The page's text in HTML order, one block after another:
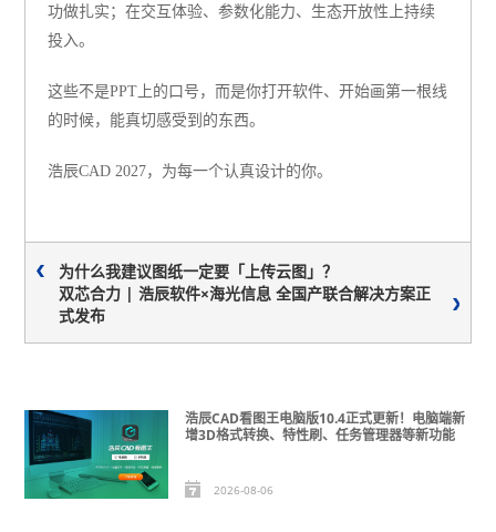
功做扎实；在交互体验、参数化能力、生态开放性上持续
投入。
这些不是PPT上的口号，而是你打开软件、开始画第一根线
的时候，能真切感受到的东西。
浩辰CAD 2027，为每一个认真设计的你。
为什么我建议图纸一定要「上传云图」？
双芯合力 | 浩辰软件×海光信息 全国产联合解决方案正
式发布
浩辰CAD看图王电脑版10.4正式更新！电脑端新
增3D格式转换、特性刷、任务管理器等新功能
2026-08-06